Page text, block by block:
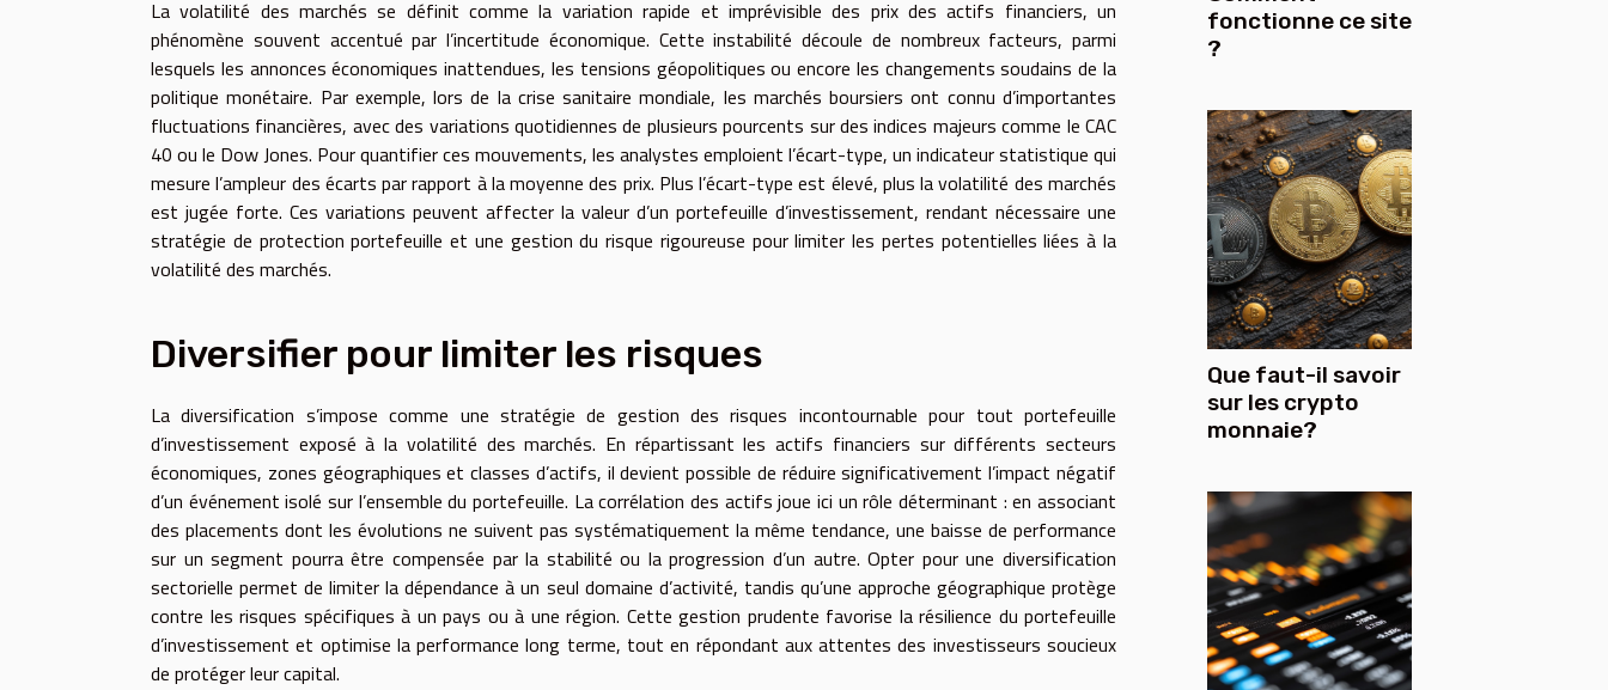
La volatilité des marchés se définit comme la variation rapide et imprévisible des prix des actifs financiers, un
phénomène souvent accentué par l’incertitude économique. Cette instabilité découle de nombreux facteurs, parmi
lesquels les annonces économiques inattendues, les tensions géopolitiques ou encore les changements soudains de la
politique monétaire. Par exemple, lors de la crise sanitaire mondiale, les marchés boursiers ont connu d’importantes
fluctuations financières, avec des variations quotidiennes de plusieurs pourcents sur des indices majeurs comme le CAC
40 ou le Dow Jones. Pour quantifier ces mouvements, les analystes emploient l’écart-type, un indicateur statistique qui
mesure l’ampleur des écarts par rapport à la moyenne des prix. Plus l’écart-type est élevé, plus la volatilité des marchés
est jugée forte. Ces variations peuvent affecter la valeur d’un portefeuille d’investissement, rendant nécessaire une
stratégie de protection portefeuille et une gestion du risque rigoureuse pour limiter les pertes potentielles liées à la
volatilité des marchés.
Diversifier pour limiter les risques
La diversification s’impose comme une stratégie de gestion des risques incontournable pour tout portefeuille
d’investissement exposé à la volatilité des marchés. En répartissant les actifs financiers sur différents secteurs
économiques, zones géographiques et classes d’actifs, il devient possible de réduire significativement l’impact négatif
d’un événement isolé sur l’ensemble du portefeuille. La corrélation des actifs joue ici un rôle déterminant : en associant
des placements dont les évolutions ne suivent pas systématiquement la même tendance, une baisse de performance
sur un segment pourra être compensée par la stabilité ou la progression d’un autre. Opter pour une diversification
sectorielle permet de limiter la dépendance à un seul domaine d’activité, tandis qu’une approche géographique protège
contre les risques spécifiques à un pays ou à une région. Cette gestion prudente favorise la résilience du portefeuille
d’investissement et optimise la performance long terme, tout en répondant aux attentes des investisseurs soucieux
de protéger leur capital.
fonctionne ce site
?
Que faut-il savoir
sur les crypto
monnaie?